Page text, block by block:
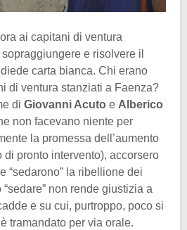
ai capitani di ventura
e risolvere il
diede carta bianca. Chi erano
di ventura stanziati a Faenza?
di Giovanni Acuto e Alberico
non facevano niente per
la promessa dell’aumento
pronto intervento), accorsero
“sedarono” la ribellione dei
non rende giustizia a
e su cui, purtroppo, poco si
tramandato per via orale.